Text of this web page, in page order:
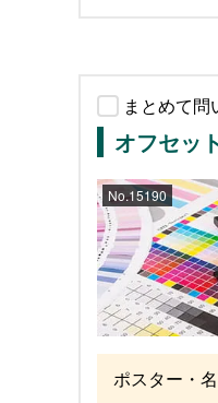
まとめて問
オフセッ
No.15190
ポスター・